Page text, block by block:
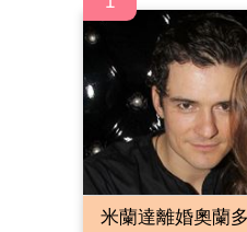
米蘭達離婚奧蘭